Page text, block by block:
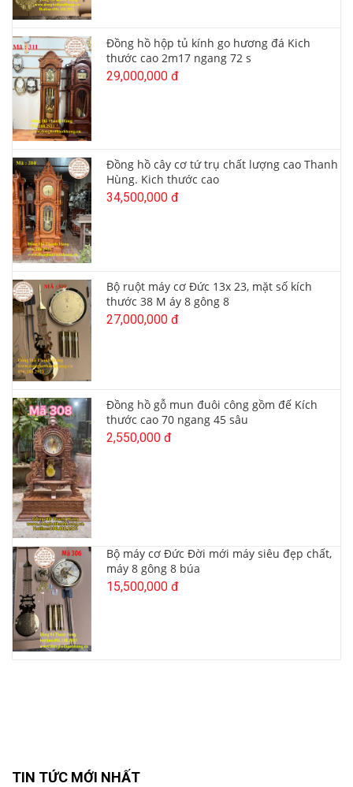
Đồng hồ hộp tủ kính go hương đá Kich
thước cao 2m17 ngang 72 s
29,000,000 đ
Đồng hồ cây cơ tứ trụ chất lượng cao Thanh
Hùng. Kich thước cao
34,500,000 đ
Bộ ruột máy cơ Đức 13x 23, mặt số kích
thước 38 M áy 8 gông 8
27,000,000 đ
Đồng hồ gỗ mun đuôi công gồm đế Kích
thước cao 70 ngang 45 sâu
2,550,000 đ
Bộ máy cơ Đức Đời mới máy siêu đẹp chất,
máy 8 gông 8 búa
15,500,000 đ
TIN TỨC MỚI NHẤT